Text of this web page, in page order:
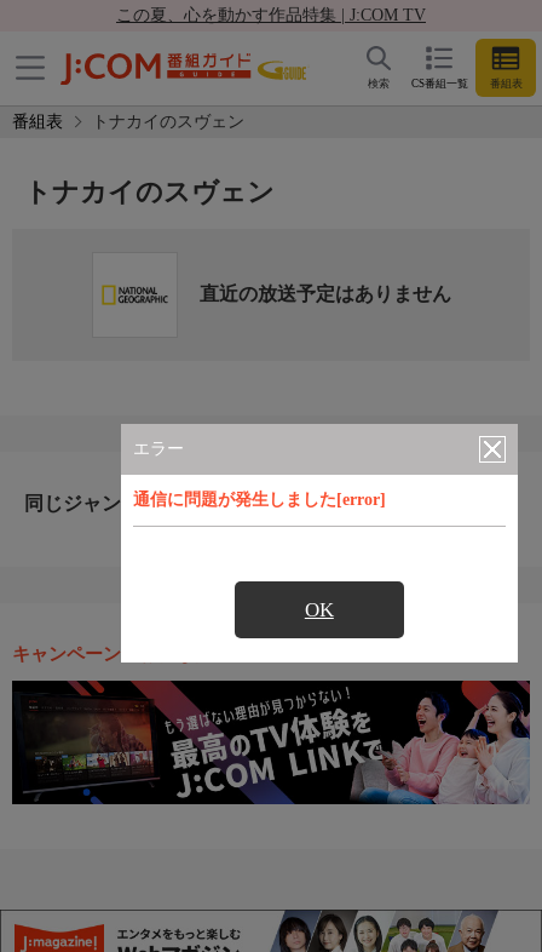
この夏、心を動かす作品特集 | J:COM TV
CS番組一覧 番組表
検索
番組表 トナカイのスヴェン
エラー
通信に問題が発生しました[error]
OK
トナカイのスヴェン
直近の放送予定はありません
同じジャンルのおすすめ番組
キャンペーン・お得な情報